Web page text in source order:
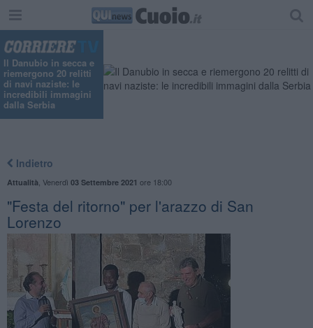
Il Danubio in secca e
riemergono 20 relitti
di navi naziste: le
incredibili immagini
dalla Serbia
Indietro
Attualità Venerdì 03 Settembre 2021 ore 18:00
"Festa del ritorno" per l'arazzo di San
Lorenzo